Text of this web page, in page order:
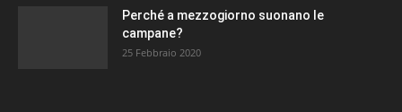
Perché a mezzogiorno suonano le
campane?
25 Febbraio 2020